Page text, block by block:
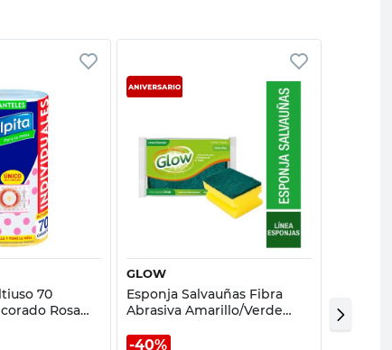
rápida
70
Rosa
Vista rápida
GLOW
Esponja Salvauñas Fibra
Abrasiva Amarillo/Verde
40%
750 Ml Cif